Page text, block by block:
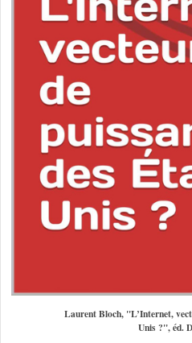
Laurent Bloch, "L’Internet,
Unis ?", éd.